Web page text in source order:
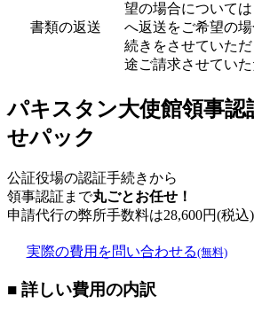
書類の返送
望の場合について
へ返送をご希望の
続きをさせていた
途ご請求させていた
パキスタン大使館領事認
せパック
公証役場の認証手続きから
領事認証まで丸ごとお任せ！
申請代行の弊所手数料は28,600円(税込)
実際の費用を問い合わせる(無料)
■ 詳しい費用の内訳